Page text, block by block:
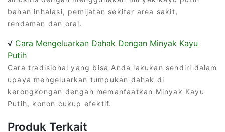
bahan inhalasi, pemijatan sekitar area sakit,
rendaman dan oral.
√ Cara Mengeluarkan Dahak Dengan Minyak Kayu
Putih
Cara tradisional yang bisa Anda lakukan sendiri dalam
upaya mengeluarkan tumpukan dahak di
kerongkongan dengan memanfaatkan Minyak Kayu
Putih, konon cukup efektif.
Produk Terkait